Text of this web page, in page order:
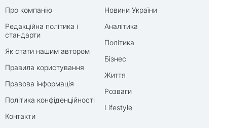
Про компанію
Редакційна політика і
стандарти
Як стати нашим автором
Правила користування
Правова інформація
Політика конфіденційності
Контакти
Новини України
Аналітика
Політика
Бізнес
Життя
Розваги
Lifestyle